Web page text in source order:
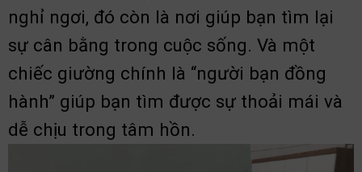
nghỉ ngơi, đó còn là nơi giúp bạn tìm lại
sự cân bằng trong cuộc sống. Và một
chiếc giường chính là “người bạn đồng
hành” giúp bạn tìm được sự thoải mái và
dễ chịu trong tâm hồn.